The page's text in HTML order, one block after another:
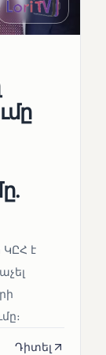
ԿԸՀ է
Դիտել